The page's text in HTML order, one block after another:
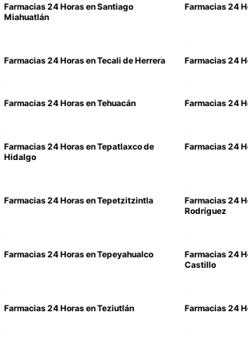
Farmacias 24 Horas en Santiago
Miahuatlán
Farmacias 24
Farmacias 24 Horas en Tecali de Herrera Farmacias 24
Farmacias 24 Horas en Tehuacán Farmacias 24
Farmacias 24 Horas en Tepatlaxco de
Hidalgo
Farmacias 24
Farmacias 24 Horas en Tepetzitzintla
Farmacias 24
Rodríguez
Farmacias 24 Horas en Tepeyahualco
Farmacias 24
Castillo
Farmacias 24 Horas en Teziutlán Farmacias 24